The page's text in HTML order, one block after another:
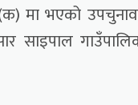
मा भएको
साइपाल